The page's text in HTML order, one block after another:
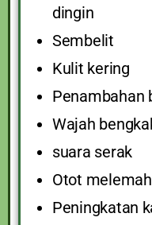
dingin
Sembelit
Kulit kering
Penambahan
Wajah
suara serak
Otot melemah
Peningkatan